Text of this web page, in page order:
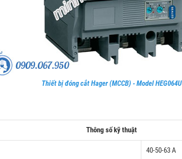
Thiết bị đóng cắt Hager (MCCB) - Model HEG064U
Thông số kỹ thuật
40-50-63A